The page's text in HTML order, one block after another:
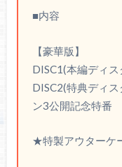
■内容
【豪華版】
DISC1(本編ディ
DISC2(特典ディ
ン3公開記念特番
★特製アウターケ